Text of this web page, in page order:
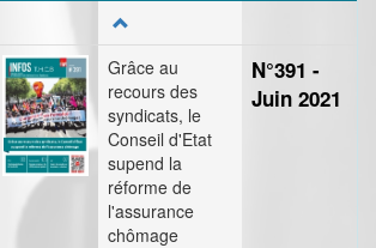
Grâce au
recours des
syndicats, le
Conseil d'Etat
supend la
réforme de
l'assurance
chômage
N°391 -
Juin 2021